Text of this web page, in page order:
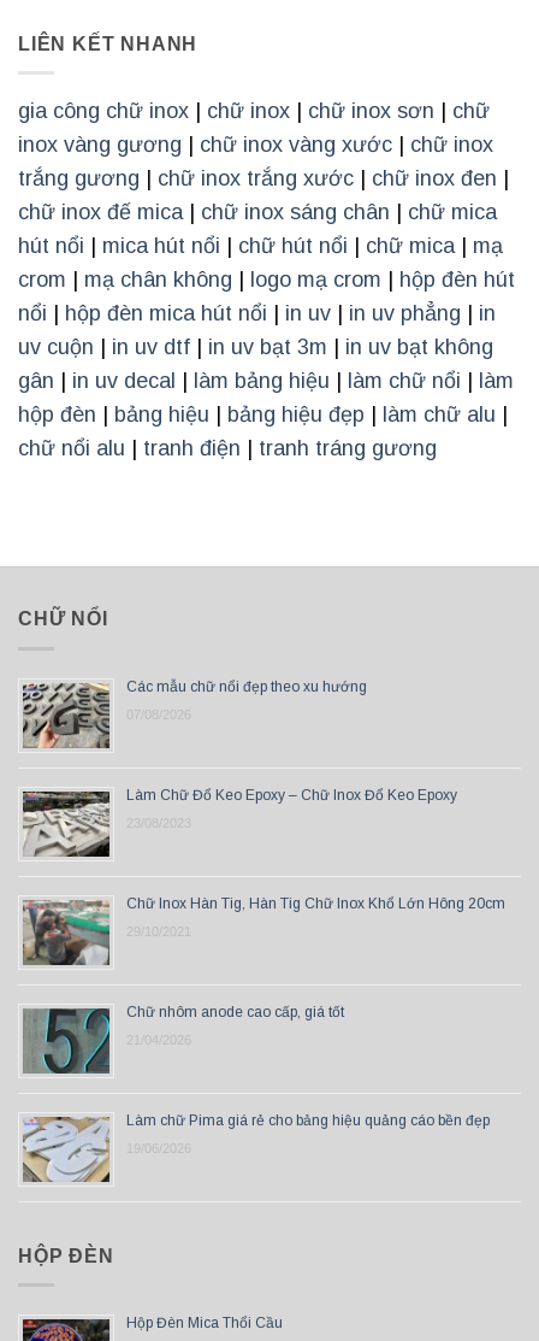
LIÊN KẾT NHANH
gia công chữ inox chữ inox chữ inox sơn
chữ
inox vàng gương
chữ inox vàng xước
chữ inox
trắng gương
chữ inox trắng xước chữ inox đen
chữ inox đế mica| chữ inox sáng chân
chữ mica
hút nổi
mica hút nổi chữ hút nổi chữ mica| mạ
crom
mạ chân không logo mạ crom
hộp đèn hút
nổi
hộp đèn mica hút nổi in uv in uv phẳng
in
uv cuộn
in uv dtf in uv bạt 3m
in uv bạt không
gân
in uv decal làm bảng hiệu làm chữ nổi
làm
hộp đèn
bảng hiệu bảng hiệu đẹp làm chữ alu
chữ nổi alu
tranh điện tranh tráng gương
CHỮ NỔI
Các mẫu chữ nổi đẹp theo xu hướng
07/08/2026
Làm Chữ Đổ Keo Epoxy – Chữ Inox Đổ Keo Epoxy
23/08/2023
Chữ Inox Hàn Tig, Hàn Tig Chữ Inox Khổ Lớn Hông 20cm
29/10/2021
Chữ nhôm anode cao cấp, giá tốt
21/04/2026
Làm chữ Pima giá rẻ cho bảng hiệu quảng cáo bền đẹp
19/06/2026
HỘP ĐÈN
Hộp Đèn Mica Thổi Cầu